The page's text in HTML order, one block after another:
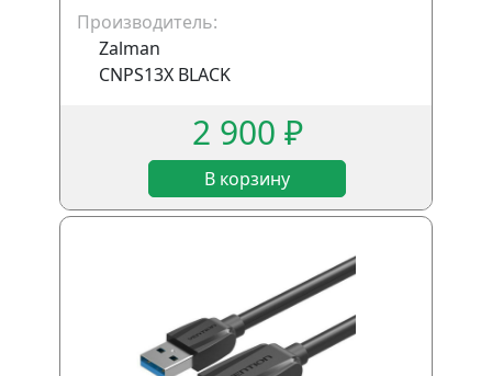
Производитель:
Zalman
CNPS13X BLACK
2 900 ₽
В корзину